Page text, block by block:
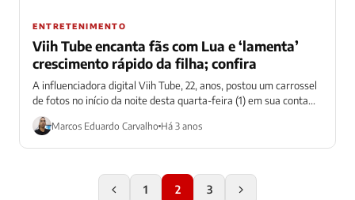
ENTRETENIMENTO
Viih Tube encanta fãs com Lua e ‘lamenta’
crescimento rápido da filha; confira
A influenciadora digital Viih Tube, 22, anos, postou um carrossel
de fotos no início da noite desta quarta-feira (1) em sua conta...
Marcos Eduardo Carvalho Há 3 anos
1 2 3